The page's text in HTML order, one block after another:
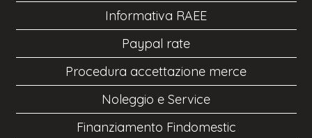
Informativa RAEE
Paypal rate
Procedura accettazione merce
Noleggio e Service
Finanziamento Findomestic